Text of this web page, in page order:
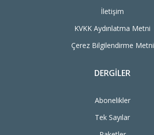
İletişim
KVKK Aydınlatma Metni
Çerez Bilgilendirme Metni
DERGILER
Abonelikler
Tek Sayılar